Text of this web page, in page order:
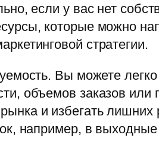
если у вас нет
которые можно
стратегии.
Вы можете
объемов заказов
и избегать
например, в